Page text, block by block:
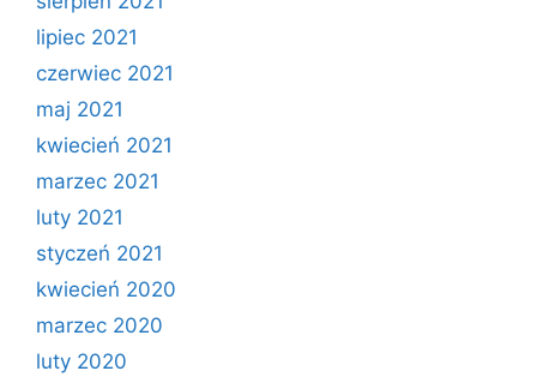
lipiec 2021
czerwiec 2021
maj 2021
kwiecień 2021
marzec 2021
luty 2021
styczeń 2021
kwiecień 2020
marzec 2020
luty 2020